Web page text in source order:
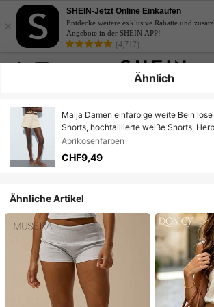
×
SHEIN-Jetzt Online Einkaufen
Entdecke weitere exklusive Rabatte und
Angebote in der SHEIN APP!
(4,717)
Ähnlich
Maija Damen einfarbige weite Bein
Shorts, hochtaillierte weiße Shorts,
Aprikosenfarben
CHF9,49
Ähnliche Artikel